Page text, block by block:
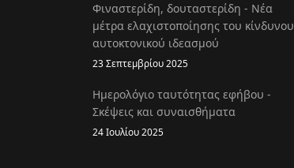
Φιναστερίδη, δουταστερίδη - Νέα
μέτρα ελαχιστοποίησης του κίνδυνου
αυτοκτονικού ιδεασμού
23 Σεπτεμβρίου 2025
Ημερολόγιο ταυτότητας εφήβου -
Σκέψεις και συναισθήματα
24 Ιουλίου 2025